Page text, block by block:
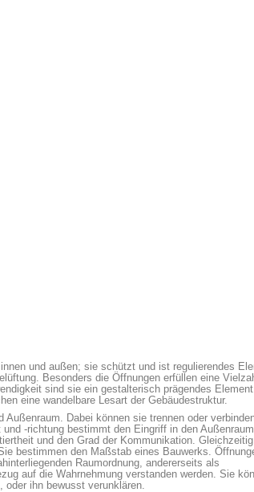
und außen; sie schützt und ist regulierendes
Besonders die Öffnungen erfüllen eine
sind sie ein gestalterisch prägendes
eine wandelbare Lesart der Gebäudestruktur.
Dabei können sie trennen oder
-richtung bestimmt den Eingriff in den
und den Grad der Kommunikation. Gleichzeitig
bestimmen den Maßstab eines Bauwerks.
Raumordnung, andererseits als
auf die Wahrnehmung verstanden werden. Sie
ihn bewusst verunklären.